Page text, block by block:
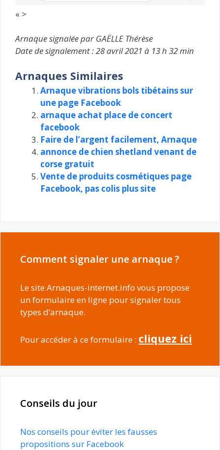
« >
Arnaque signalée par GAËLLE Thérèse
Date de signalement : 28 avril 2021 à 13 h 32 min
Arnaques Similaires
Arnaque vibrations bols tibétains sur
une page Facebook
arnaque achat place de concert
facebook
Faire de l’argent facilement, Arnaque
annonce de chien shetland venant de
corse gratuit
Vente de produits cosmétiques page
Facebook, pas colis plus site
Comment signaler une arnaque ?
Le site Arnaques-internet.info vous propose
un formulaire en ligne pour signaler tous
types d’arnaque.
Pour accéder à ce formulaire : cliquez ici
Conseils du jour
Nos conseils pour éviter les fausses
propositions sur Facebook